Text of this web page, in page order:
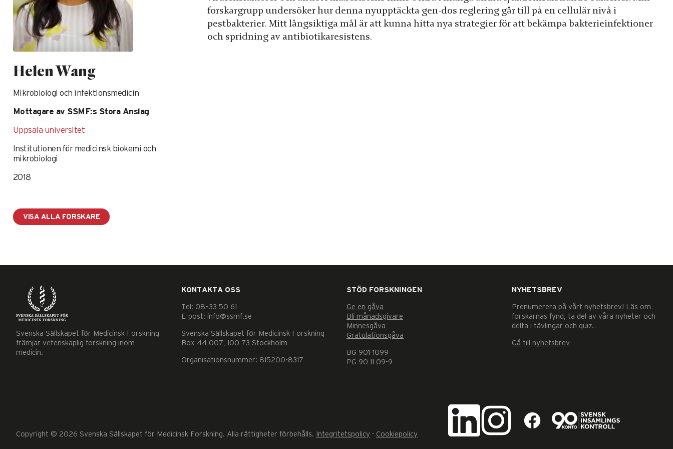
Helen Wang
Mikrobiologi och infektionsmedicin
Mottagare av SSMF:s Stora Anslag
Uppsala universitet
Institutionen för medicinsk biokemi och
mikrobiologi
2018
forskargrupp undersöker hur denna nyupptäckta gen-dos reglering går till på en cellulär nivå i
pestbakterier. Mitt långsiktiga mål är att kunna hitta nya strategier för att bekämpa bakterieinfektioner
och spridning av antibiotikaresistens.
VISA ALLA FORSKARE
Svenska Sällskapet för Medicinsk Forskning
främjar vetenskaplig forskning inom
medicin.
KONTAKTA OSS
Tel: 08–33 50 61
E-post: info@ssmf.se
Svenska Sällskapet för Medicinsk Forskning
Box 44 007, 100 73 Stockholm
Organisationsnummer: 815200-8317
STÖD FORSKNINGEN
Ge en gåva
Bli månadsgivare
Minnesgåva
Gratulationsgåva
BG 901-1099
PG 90 11 09-9
NYHETSBREV
Prenumerera på vårt nyhetsbrev! Läs om
forskarnas fynd, ta del av våra nyheter och
delta i tävlingar och quiz.
Gå till nyhetsbrev
Copyright © 2026 Svenska Sällskapet för Medicinsk Forskning. Alla rättigheter förbehålls. Integritetspolicy · Cookiepolicy
Nödvändiga
Dessa kakor
går inte att
välja bort. De